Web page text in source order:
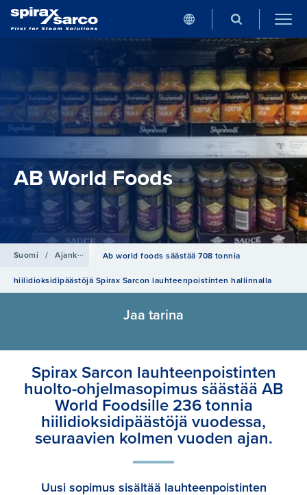
AB World Foods
Suomi / AjankohtaistaAb world foods säästää 708 tonnia
hiilidioksidipäästöjä Spirax Sarcon lauhteenpoistinten hallinnalla
Jaa tarina
Spirax Sarcon lauhteenpoistinten
huolto-ohjelmasopimus säästää AB
World Foodsille 236 tonnia
hiilidioksidipäästöjä vuodessa,
seuraavien kolmen vuoden ajan.
Uusi sopimus sisältää lauhteenpoistinten